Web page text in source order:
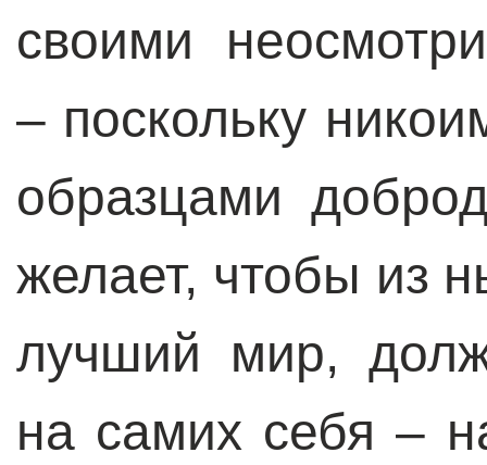
своими
– поскольку
образцами
желает, чтобы из
лучший мир,
на самих себя –